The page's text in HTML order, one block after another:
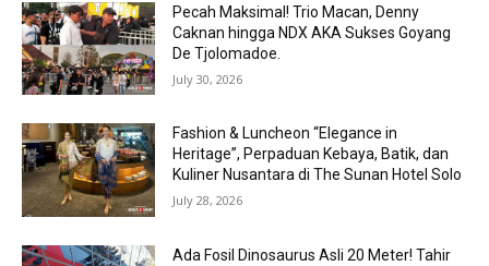
Pecah Maksimal! Trio Macan, Denny
Caknan hingga NDX AKA Sukses Goyang
De Tjolomadoe.
July 30, 2026
Fashion & Luncheon “Elegance in
Heritage”, Perpaduan Kebaya, Batik, dan
Kuliner Nusantara di The Sunan Hotel Solo
July 28, 2026
Ada Fosil Dinosaurus Asli 20 Meter! Tahir